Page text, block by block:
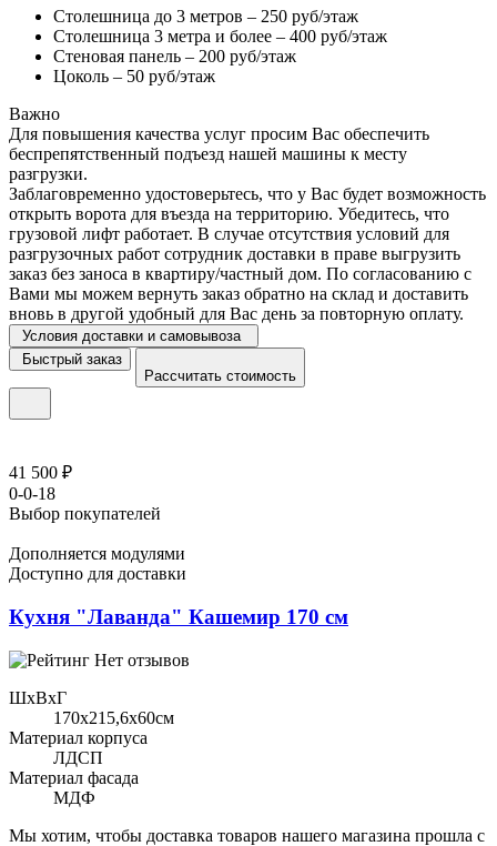
Столешница до 3 метров – 250 руб/этаж
Столешница 3 метра и более – 400 руб/этаж
Стеновая панель – 200 руб/этаж
Цоколь – 50 руб/этаж
Важно
Для повышения качества услуг просим Вас обеспечить
беспрепятственный подъезд нашей машины к месту
разгрузки.
Заблаговременно удостоверьтесь, что у Вас будет возможность
открыть ворота для въезда на территорию. Убедитесь, что
грузовой лифт работает. В случае отсутствия условий для
разгрузочных работ сотрудник доставки в праве выгрузить
заказ без заноса в квартиру/частный дом. По согласованию с
Вами мы можем вернуть заказ обратно на склад и доставить
вновь в другой удобный для Вас день за повторную оплату.
Условия доставки и самовывоза
Быстрый заказ
Рассчитать стоимость
41 500 ₽
0-0-18
Выбор покупателей
Дополняется модулями
Доступно для доставки
Кухня "Лаванда" Кашемир 170 см
Нет отзывов
ШхВхГ
170x215,6х60см
Материал корпуса
ЛДСП
Материал фасада
МДФ
Мы хотим, чтобы доставка товаров нашего магазина прошла с